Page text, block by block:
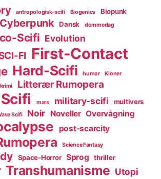
antropologisk-scifi Biogenics Biopunk
Cyberpunk Dansk dommedag
Scifi Evolution
FI First-Contact
Hard-Scifi humor Kloner
krimi Litterær Rumopera
mars military-scifi multivers
Scifi Noir Noveller Overvågning
post-scarcity
Science Fantasy
Space-Horror Sprog thriller
Transhumanisme Utopi